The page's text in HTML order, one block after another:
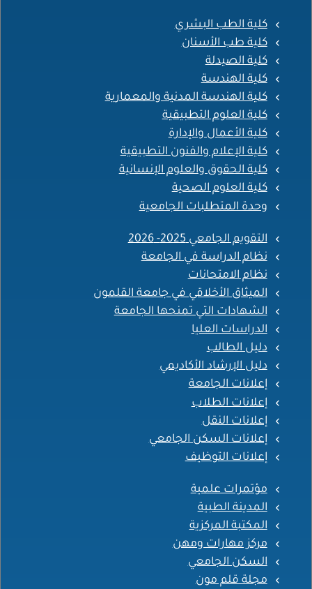
كلية الطب البشري
كلية طب الأسنان
كلية الصيدلة
كلية الهندسة
كلية الهندسة المدنية والمعمارية
كلية العلوم التطبيقية
كلية الأعمال والإدارة
كلية الإعلام والفنون التطبيقية
كلية الحقوق والعلوم الإنسانية
كلية العلوم الصحية
وحدة المتطلبات الجامعية
التقويم الجامعي 2025- 2026
نظام الدراسة في الجامعة
نظام الامتحانات
الميثاق الأخلاقي في جامعة القلمون
الشهادات التي تمنحها الجامعة
الدراسات العليا
دليل الطالب
دليل الإرشاد الأكاديمي
إعلانات الجامعة
إعلانات الطلاب
إعلانات النقل
إعلانات السكن الجامعي
إعلانات التوظيف
مؤتمرات علمية
المدينة الطبية
المكتبة المركزية
مركز مهارات ومهن
السكن الجامعي
مجلة قلم مون